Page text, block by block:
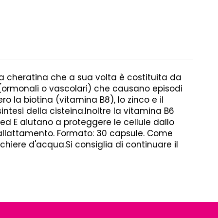
cheratina che a sua volta è costituita da
o vascolari) che causano episodi
la biotina (vitamina B8), lo zinco e il
della cisteina.Inoltre la vitamina B6
E aiutano a proteggere le cellule dallo
Formato: 30 capsule. Come
d'acqua.Si consiglia di continuare il